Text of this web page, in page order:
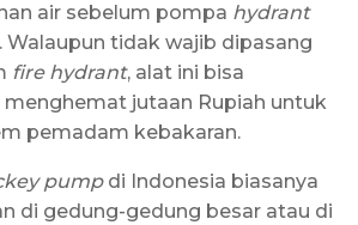
air sebelum pompa hydrant
Walaupun tidak wajib dipasang
fire hydrant, alat ini bisa
jutaan Rupiah untuk
pemadam kebakaran.
pumpdi Indonesia biasanya
di gedung-gedung besar atau di